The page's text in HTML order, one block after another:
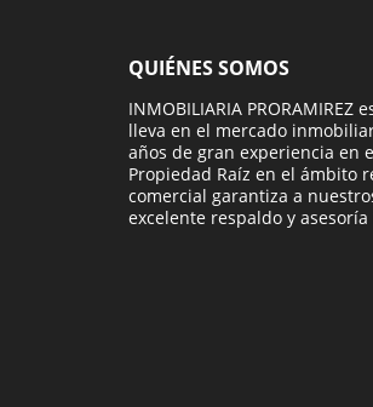
QUIÉNES SOMOS
INMOBILIARIA PRORAMIREZ
lleva en el mercado
años de gran experiencia en
Propiedad Raíz en el ámbito
comercial garantiza a
excelente respaldo y